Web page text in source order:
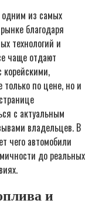
одним из самых
благодаря
технологий и
чаще отдают
корейскими,
по цене, но и
с актуальным
владельцев. В
чего автомобили
до реальных
и